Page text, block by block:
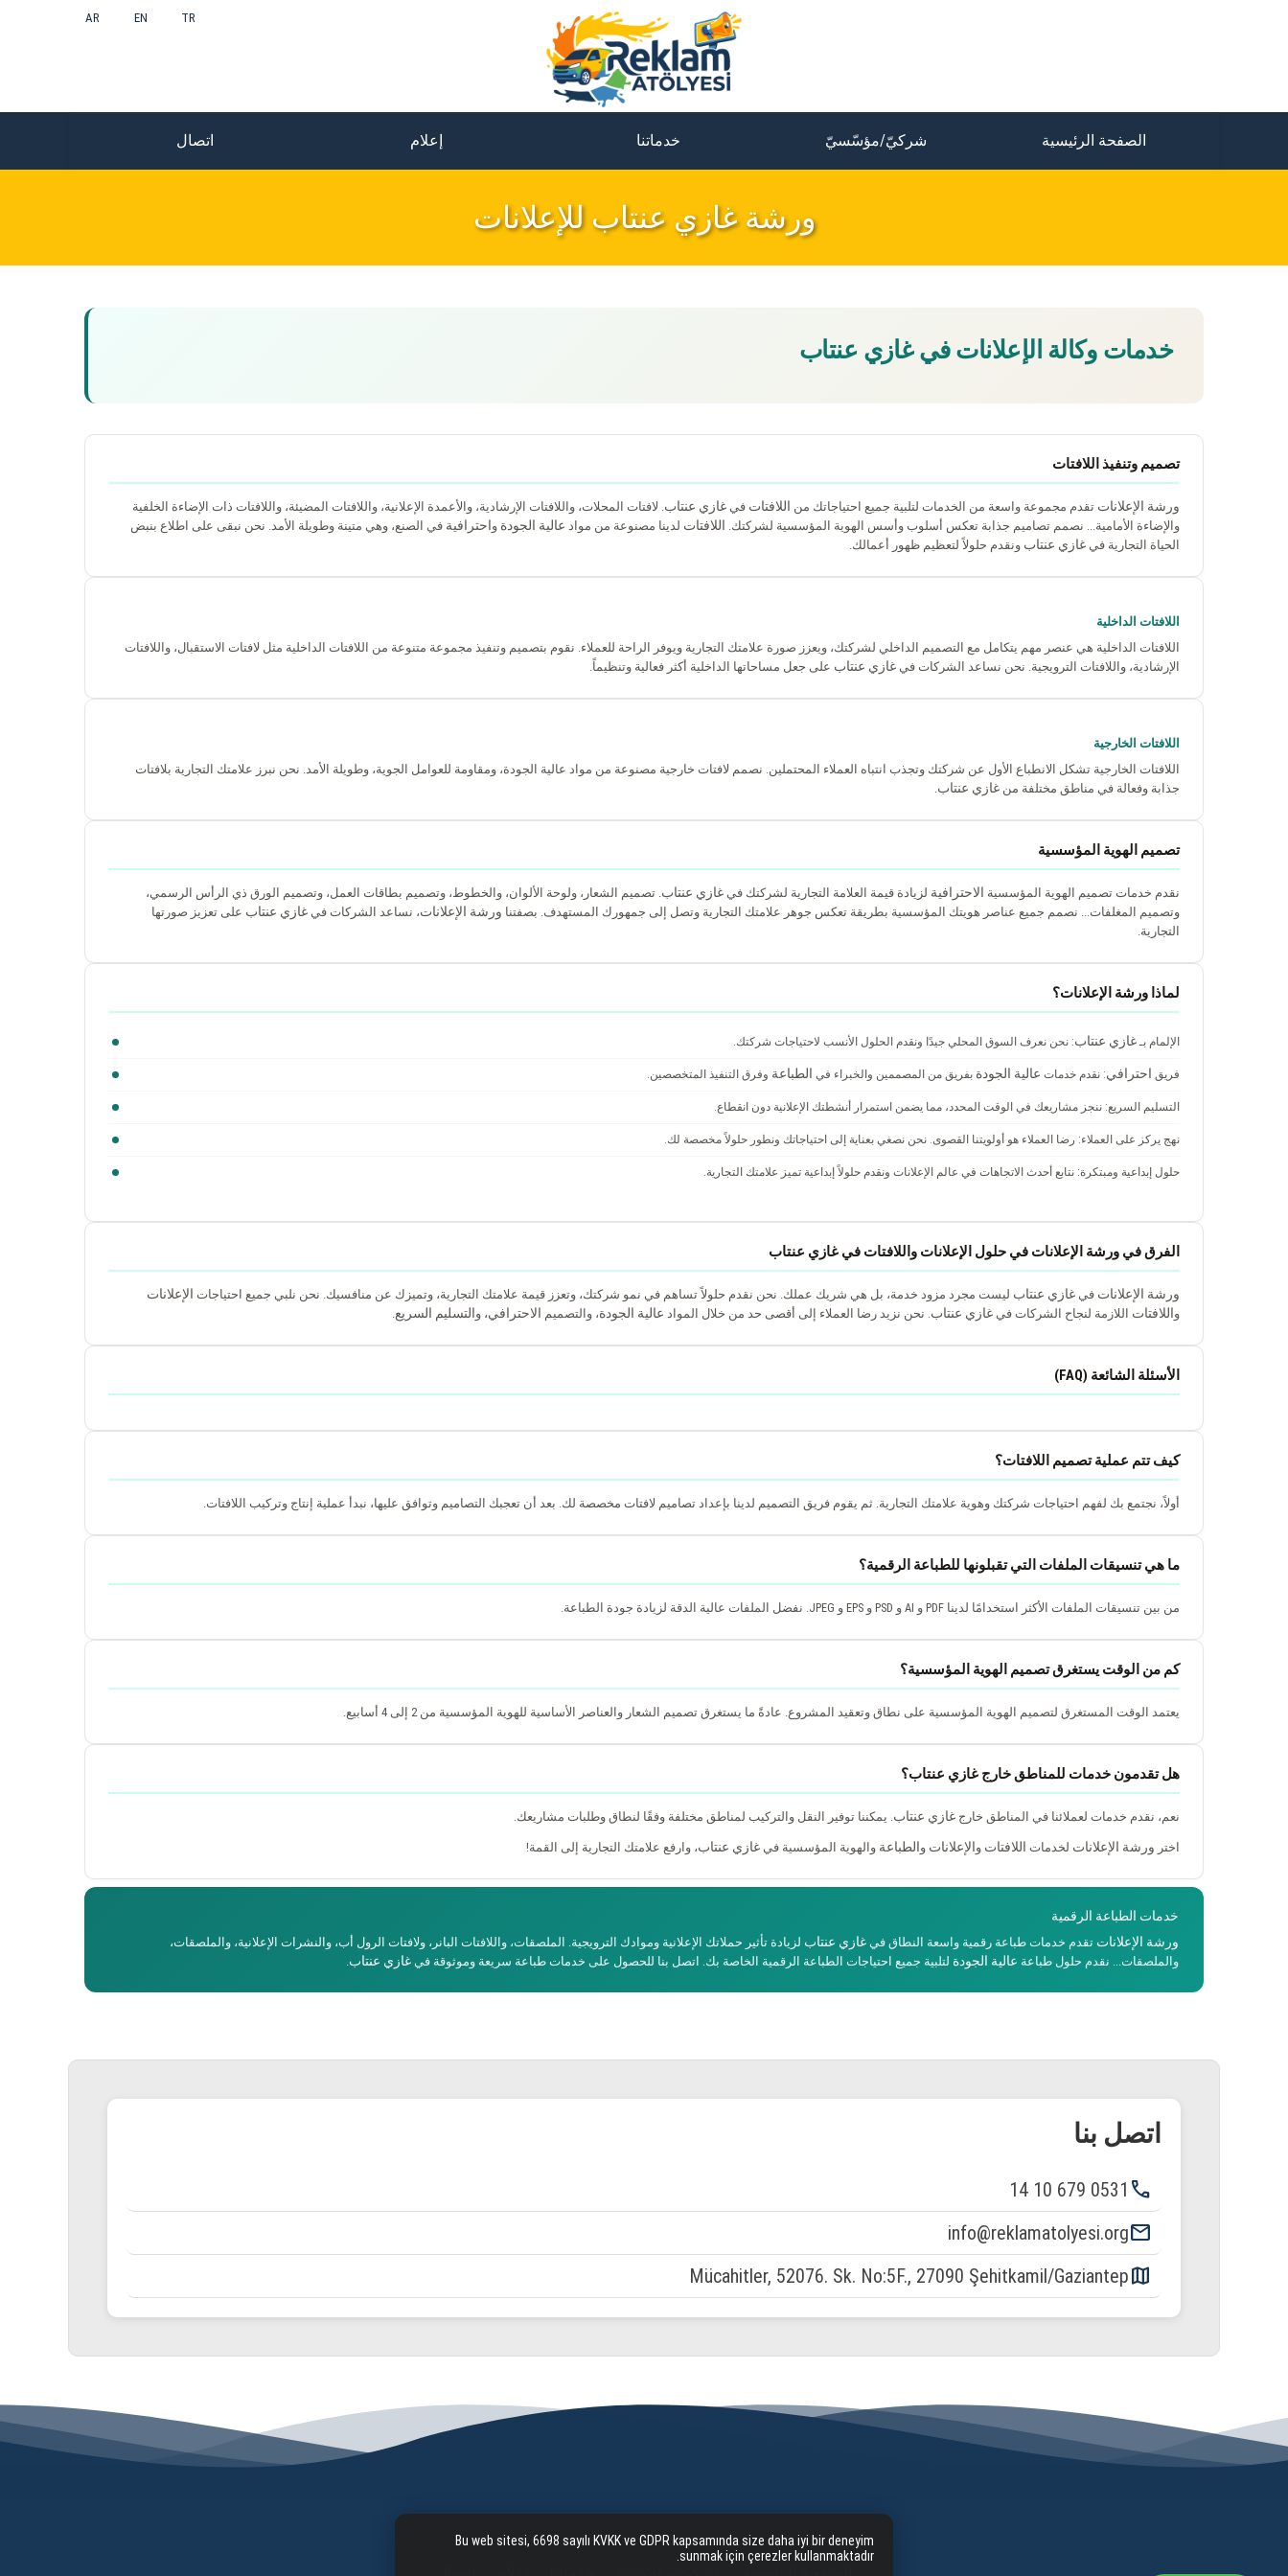
TR
EN
AR
الصفحة الرئيسية شركيّ/مؤسّسيّ خدماتنا إعلام اتصال
ورشة غازي عنتاب للإعلانات
خدمات وكالة الإعلانات في غازي عنتاب
تصميم وتنفيذ اللافتات
ورشة الإعلانات تقدم مجموعة واسعة من الخدمات لتلبية جميع احتياجاتك من اللافتات في غازي عنتاب . لافتات المحلات، واللافتات الإرشادية، والأعمدة الإعلانية، واللافتات المضيئة، واللافتات ذات الإضاءة الخلفية
والإضاءة الأمامية... نصمم تصاميم جذابة تعكس أسلوب وأسس الهوية المؤسسية لشركتك. اللافتات لدينا مصنوعة من مواد عالية الجودة واحترافية في الصنع، وهي متينة وطويلة الأمد. نحن نبقى على اطلاع بنبض
الحياة التجارية في غازي عنتاب ونقدم حلولاً لتعظيم ظهور أعمالك.
اللافتات الداخلية
اللافتات الداخلية هي عنصر مهم يتكامل مع التصميم الداخلي لشركتك، ويعزز صورة علامتك التجارية ويوفر الراحة للعملاء. نقوم بتصميم وتنفيذ مجموعة متنوعة من اللافتات الداخلية مثل لافتات الاستقبال، واللافتات
الإرشادية، واللافتات الترويجية. نحن نساعد الشركات في غازي عنتاب على جعل مساحاتها الداخلية أكثر فعالية وتنظيماً.
اللافتات الخارجية
اللافتات الخارجية تشكل الانطباع الأول عن شركتك وتجذب انتباه العملاء المحتملين. نصمم لافتات خارجية مصنوعة من مواد عالية الجودة، ومقاومة للعوامل الجوية، وطويلة الأمد. نحن نبرز علامتك التجارية بلافتات
جذابة وفعالة في مناطق مختلفة من غازي عنتاب
تصميم الهوية المؤسسية
نقدم خدمات تصميم الهوية المؤسسية الاحترافية لزيادة قيمة العلامة التجارية لشركتك في غازي عنتاب . تصميم الشعار، ولوحة الألوان، والخطوط، وتصميم بطاقات العمل، وتصميم الورق ذي الرأس الرسمي،
وتصميم المغلفات... نصمم جميع عناصر هويتك المؤسسية بطريقة تعكس جوهر علامتك التجارية وتصل إلى جمهورك المستهدف. بصفتنا ورشة الإعلانات، نساعد الشركات في غازي عنتاب على تعزيز صورتها
التجارية.
لماذا ورشة الإعلانات؟
الإلمام بـ غازي عنتاب: نحن نعرف السوق المحلي جيدًا ونقدم الحلول الأنسب لاحتياجات شركتك.
فريق احترافي: نقدم خدمات عالية الجودة بفريق من المصممين والخبراء في الطباعة وفرق التنفيذ المتخصصين.
التسليم السريع: ننجز مشاريعك في الوقت المحدد، مما يضمن استمرار أنشطتك الإعلانية دون انقطاع.
نهج يركز على العملاء: رضا العملاء هو أولويتنا القصوى. نحن نصغي بعناية إلى احتياجاتك ونطور حلولاً مخصصة لك.
حلول إبداعية ومبتكرة: نتابع أحدث الاتجاهات في عالم الإعلانات ونقدم حلولاً إبداعية تميز علامتك التجارية.
الفرق في ورشة الإعلانات في حلول الإعلانات واللافتات في غازي عنتاب
ورشة الإعلانات في غازي عنتاب ليست مجرد مزود خدمة، بل هي شريك عملك. نحن نقدم حلولاً تساهم في نمو شركتك، وتعزز قيمة علامتك التجارية، وتميزك عن منافسيك. نحن نلبي جميع احتياجات الإعلانات
واللافتات اللازمة لنجاح الشركات في غازي عنتاب . نحن نزيد رضا العملاء إلى أقصى حد من خلال المواد عالية الجودة، والتصميم الاحترافي، والتسليم السريع
الأسئلة الشائعة (FAQ)
كيف تتم عملية تصميم اللافتات؟
أولاً، نجتمع بك لفهم احتياجات شركتك وهوية علامتك التجارية. ثم يقوم فريق التصميم لدينا بإعداد تصاميم لافتات مخصصة لك. بعد أن تعجبك التصاميم وتوافق عليها، نبدأ عملية إنتاج وتركيب اللافتات.
ما هي تنسيقات الملفات التي تقبلونها للطباعة الرقمية؟
من بين تنسيقات الملفات الأكثر استخدامًا لدينا PDF و AI و PSD و EPS و JPEG. نفضل الملفات عالية الدقة لزيادة جودة الطباعة.
كم من الوقت يستغرق تصميم الهوية المؤسسية؟
يعتمد الوقت المستغرق لتصميم الهوية المؤسسية على نطاق وتعقيد المشروع. عادةً ما يستغرق تصميم الشعار والعناصر الأساسية للهوية المؤسسية من 2 إلى 4 أسابيع.
هل تقدمون خدمات للمناطق خارج غازي عنتاب؟
نعم، نقدم خدمات لعملائنا في المناطق خارج غازي عنتاب . يمكننا توفير النقل والتركيب لمناطق مختلفة وفقًا لنطاق وطلبات مشاريعك.
اختر ورشة الإعلانات لخدمات اللافتات والإعلانات والطباعة والهوية المؤسسية في غازي عنتاب، وارفع علامتك التجارية إلى القمة!
خدمات الطباعة الرقمية
ورشة الإعلانات تقدم خدمات طباعة رقمية واسعة النطاق في غازي عنتاب لزيادة تأثير حملاتك الإعلانية وموادك الترويجية. الملصقات، واللافتات البانر، ولافتات الرول أب، والنشرات الإعلانية، والملصقات،
والملصقات... نقدم حلول طباعة عالية الجودة لتلبية جميع احتياجات الطباعة الرقمية الخاصة بك. اتصل بنا للحصول على خدمات طباعة سريعة وموثوقة في غازي عنتاب
اتصل بنا
phone
0531 679 10 14
email
info@reklamatolyesi.org
map
Mücahitler, 52076. Sk. No:5F., 27090 Şehitkamil/Gaziantep
Bu web sitesi, 6698 sayılı KVKK ve GDPR kapsamında size daha iyi bir deneyim
sunmak için çerezler kullanmaktadır.